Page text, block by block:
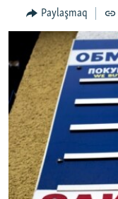
İNSAN AQLARI
VİDEO
SÜRET
BLOGLAR
FİKİR
Русский
Українською
Paylaşmaq